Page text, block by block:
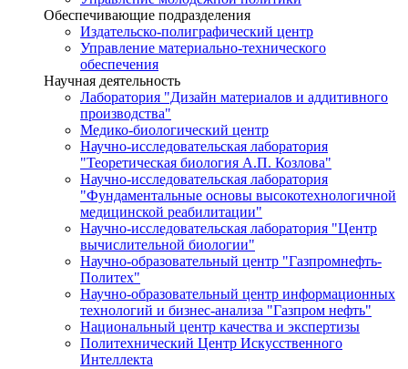
Обеспечивающие подразделения
Издательско-полиграфический центр
Управление материально-технического
обеспечения
Научная деятельность
Лаборатория "Дизайн материалов и аддитивного
производства"
Медико-биологический центр
Научно-исследовательская лаборатория
"Теоретическая биология А.П. Козлова"
Научно-исследовательская лаборатория
"Фундаментальные основы высокотехнологичной
медицинской реабилитации"
Научно-исследовательская лаборатория "Центр
вычислительной биологии"
Научно-образовательный центр "Газпромнефть-
Политех"
Научно-образовательный центр информационных
технологий и бизнес-анализа "Газпром нефть"
Национальный центр качества и экспертизы
Политехнический Центр Искусственного
Интеллекта